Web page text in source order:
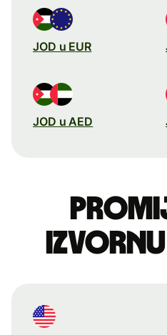
JOD u EUR
JOD u AED